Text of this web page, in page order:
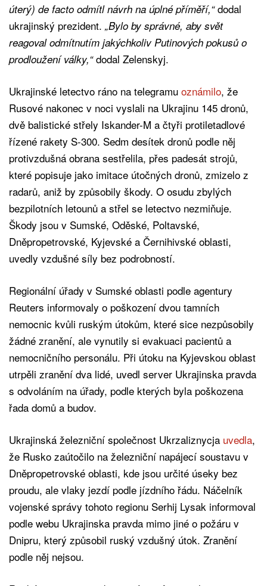
úterý) de facto odmítl návrh na úplné příměří,“dodal
ukrajinský prezident. „Bylo by správné, aby svět
reagoval odmítnutím jakýchkoliv Putinových pokusů o
prodloužení války,“dodal Zelenskyj.
Ukrajinské letectvo ráno na telegramu oznámilo, že
Rusové nakonec v noci vyslali na Ukrajinu 145 dronů,
dvě balistické střely Iskander-M a čtyři protiletadlové
řízené rakety S-300. Sedm desítek dronů podle něj
protivzdušná obrana sestřelila, přes padesát strojů,
které popisuje jako imitace útočných dronů, zmizelo z
radarů, aniž by způsobily škody. O osudu zbylých
bezpilotních letounů a střel se letectvo nezmiňuje.
Škody jsou v Sumské, Oděské, Poltavské,
Dněpropetrovské, Kyjevské a Černihivské oblasti,
uvedly vzdušné síly bez podrobností.
Regionální úřady v Sumské oblasti podle agentury
Reuters informovaly o poškození dvou tamních
nemocnic kvůli ruským útokům, které sice nezpůsobily
žádné zranění, ale vynutily si evakuaci pacientů a
nemocničního personálu. Při útoku na Kyjevskou oblast
utrpěli zranění dva lidé, uvedl server Ukrajinska pravda
s odvoláním na úřady, podle kterých byla poškozena
řada domů a budov.
Ukrajinská železniční společnost Ukrzaliznycja uvedla,
že Rusko zaútočilo na železniční napájecí soustavu v
Dněpropetrovské oblasti, kde jsou určité úseky bez
proudu, ale vlaky jezdí podle jízdního řádu. Náčelník
vojenské správy tohoto regionu Serhij Lysak informoval
podle webu Ukrajinska pravda mimo jiné o požáru v
Dnipru, který způsobil ruský vzdušný útok. Zranění
podle něj nejsou.